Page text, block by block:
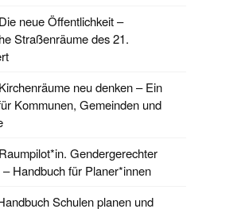
neue Öffentlichkeit –
Straßenräume des 21.
neu denken – Ein
Kommunen, Gemeinden und
Gendergerechter
Handbuch für Planer*innen
Schulen planen und